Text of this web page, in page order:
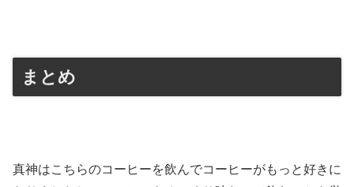
まとめ
真神はこちらのコーヒーを飲んでコーヒーがもっと好きに